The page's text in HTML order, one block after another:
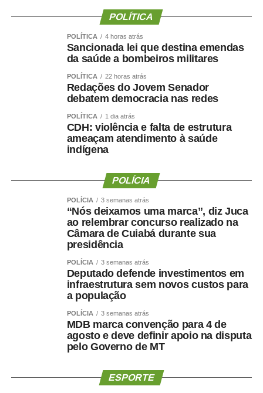
POLÍTICA
POLÍTICA 4 horas atrás
Sancionada lei que destina emendas
da saúde a bombeiros militares
POLÍTICA 22 horas atrás
Redações do Jovem Senador
debatem democracia nas redes
POLÍTICA 1 dia atrás
CDH: violência e falta de estrutura
ameaçam atendimento à saúde
indígena
POLÍCIA
POLÍCIA 3 semanas atrás
“Nós deixamos uma marca”, diz Juca
ao relembrar concurso realizado na
Câmara de Cuiabá durante sua
presidência
POLÍCIA 3 semanas atrás
Deputado defende investimentos em
infraestrutura sem novos custos para
a população
POLÍCIA 3 semanas atrás
MDB marca convenção para 4 de
agosto e deve definir apoio na disputa
pelo Governo de MT
ESPORTE